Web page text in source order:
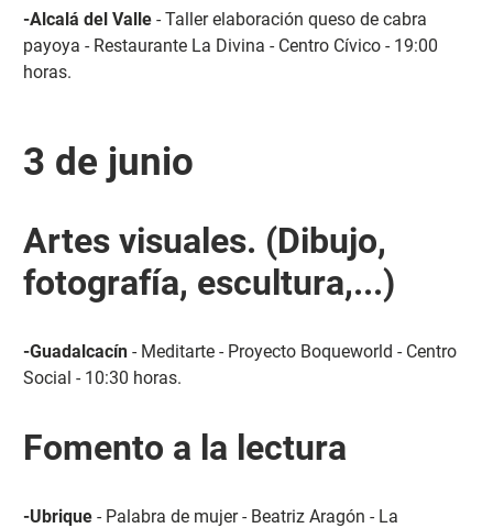
-Alcalá del Valle- Taller elaboración queso de cabra
payoya - Restaurante La Divina - Centro Cívico - 19:00
horas.
3 de junio
Artes visuales. (Dibujo,
fotografía, escultura,...)
-Guadalcacín- Meditarte - Proyecto Boqueworld - Centro
Social - 10:30 horas.
Fomento a la lectura
-Ubrique- Palabra de mujer - Beatriz Aragón - La